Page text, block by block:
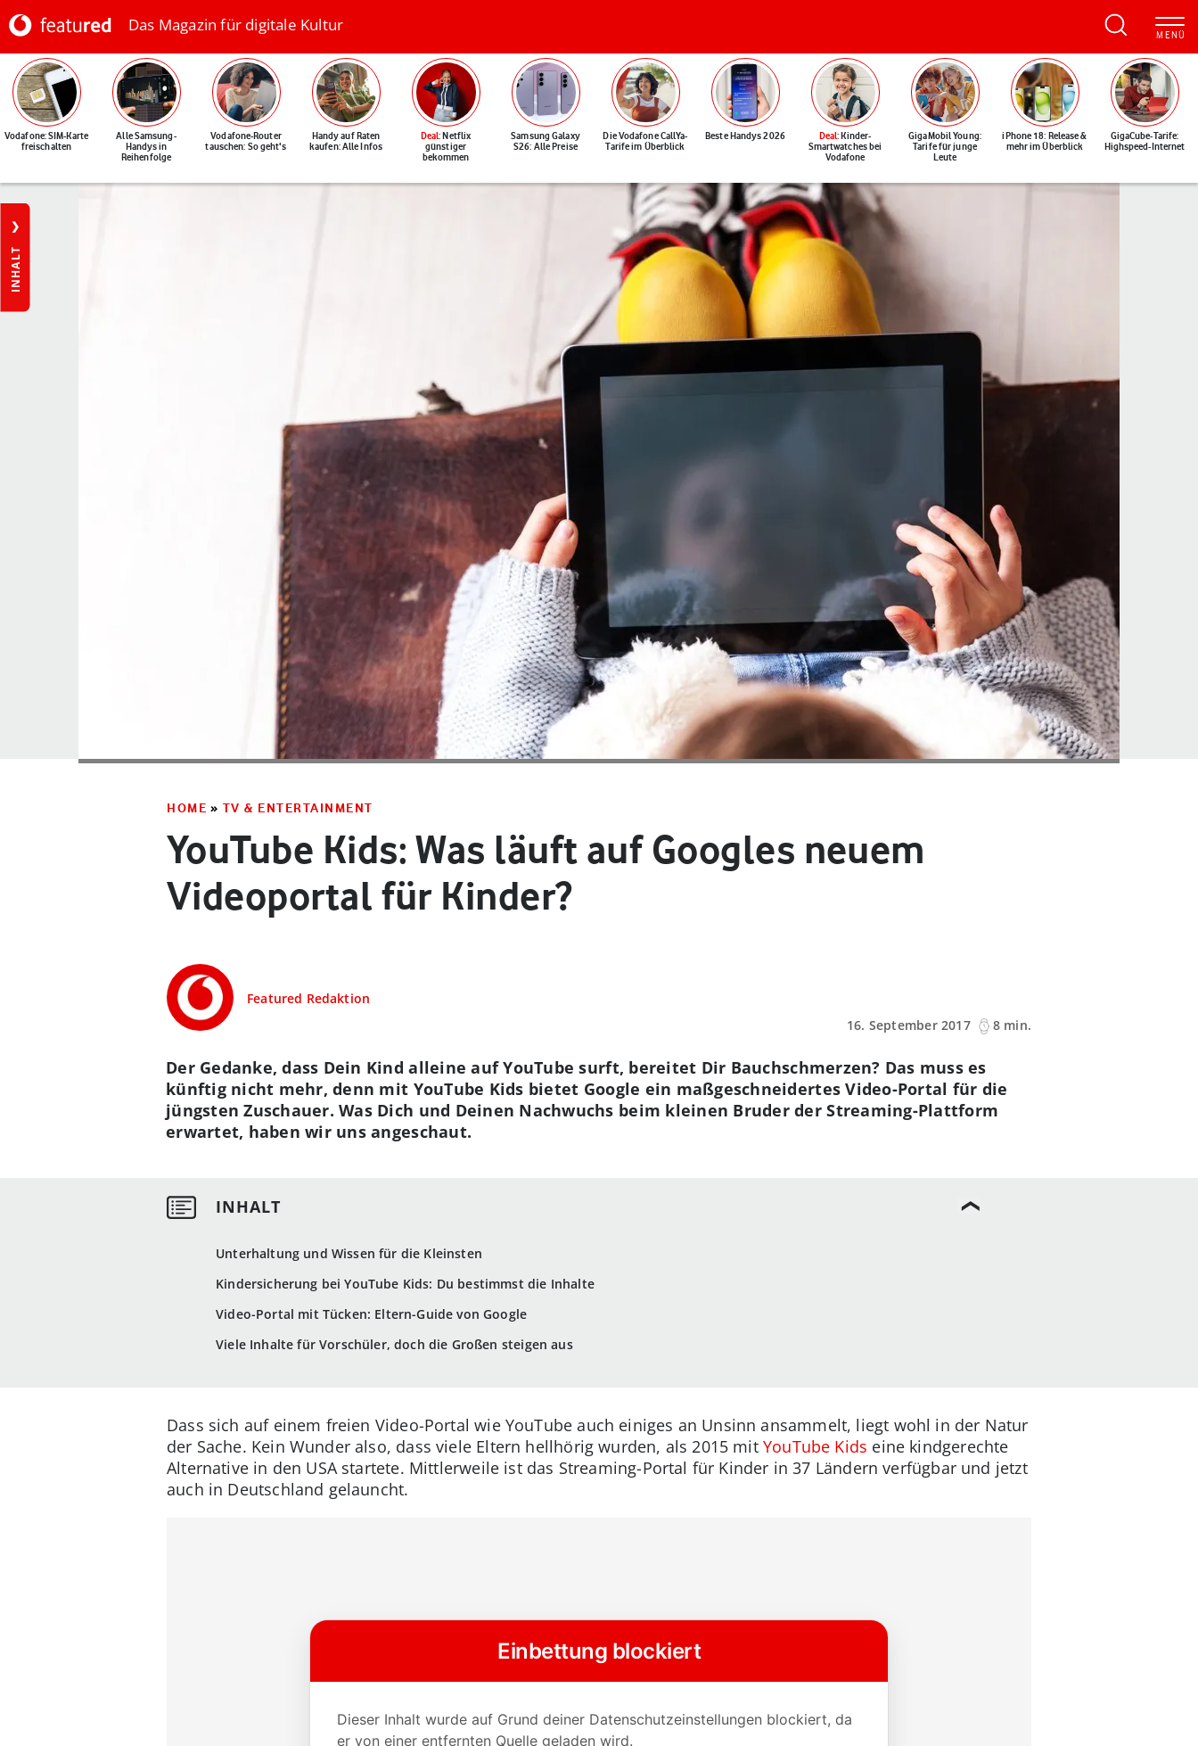
Das Magazin für digitale Kultur
Vodafone: SIM-Karte
freischalten
Alle Samsung-
Handys in
Reihenfolge
Vodafone-Router
tauschen: So geht's
Handy auf Raten
kaufen: Alle Infos
Deal: Netflix
günstiger
bekommen
Samsung Galaxy
S26: Alle Preise
Die Vodafone CallYa-
Tarife im Überblick
Beste Handys 2026 Deal: Kinder-
Smartwatches bei
Vodafone
GigaMobil Young:
Tarife für junge
Leute
iPhone 18: Release &
mehr im Überblick
GigaCube-Tarife:
Highspeed-Internet
INHALT
HOME » TV & ENTERTAINMENT
YouTube Kids: Was läuft auf Googles neuem
Videoportal für Kinder?
Featured Redaktion
16. September 2017
8 min.
Unterhaltung und Wissen für die Kleinsten
Kindersicherung bei YouTube Kids: Du bestimmst die Inhalte
Video-Portal mit Tücken: Eltern-Guide von Google
Viele Inhalte für Vorschüler, doch die Großen steigen aus
Der Gedanke, dass Dein Kind alleine auf YouTube surft, bereitet Dir Bauchschmerzen? Das muss es
künftig nicht mehr, denn mit YouTube Kids bietet Google ein maßgeschneidertes Video-Portal für die
jüngsten Zuschauer. Was Dich und Deinen Nachwuchs beim kleinen Bruder der Streaming-Plattform
erwartet, haben wir uns angeschaut.
Dass sich auf einem freien Video-Portal wie YouTube auch einiges an Unsinn ansammelt, liegt wohl in der Natur
der Sache. Kein Wunder also, dass viele Eltern hellhörig wurden, als 2015 mitYouTube Kids eine kindgerechte
Alternative in den USA startete. Mittlerweile ist das Streaming-Portal für Kinder in 37 Ländern verfügbar und jetzt
auch in Deutschland gelauncht.